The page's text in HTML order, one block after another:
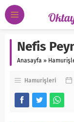
Nefis
Anasayfa »
Hamurişleri